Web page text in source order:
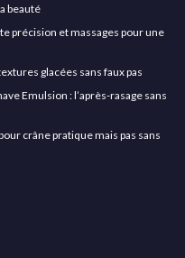
beauté
précision et massages pour une
glacées sans faux pas
Emulsion : l’après-rasage sans
crâne pratique mais pas sans